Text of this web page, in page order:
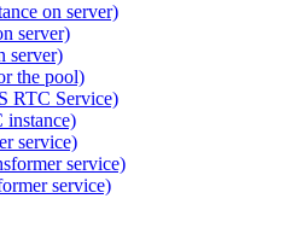
on server)
server)
server)
the pool)
RTC Service)
instance)
service)
service)
service)